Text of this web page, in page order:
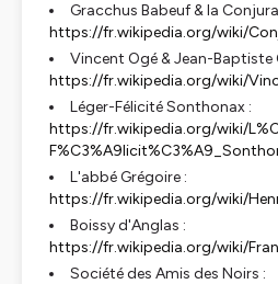
Gracchus Babeuf & la
https://fr.wikipedia.org/wiki/
Vincent Ogé & Jean-Baptiste
https://fr.wikipedia.org/wiki/
Léger-Félicité Sonthonax :
https://fr.wikipedia.org/wiki/
L'abbé Grégoire :
https://fr.wikipedia.org/wiki/
Boissy d'Anglas :
https://fr.wikipedia.org/wiki/
Société des Amis des Noirs :